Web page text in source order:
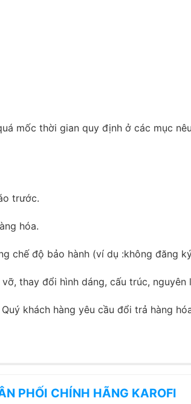
mốc thời gian quy định ở các mục
trước.
hóa.
chế độ bảo hành (ví dụ :không đăng
thay đổi hình dáng, cấu trúc,
khách hàng yêu cầu đổi trả hàng
PHỐI CHÍNH HÃNG KAROFI